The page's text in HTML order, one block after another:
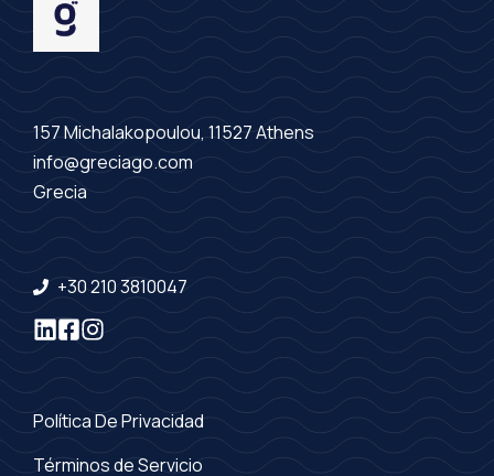
157 Michalakopoulou, 11527 Athens
info@greciago.com
Grecia
+30 210 3810047
Política De Privacidad
Términos de Servicio